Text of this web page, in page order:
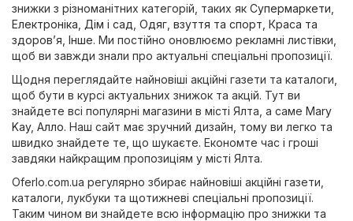
знижки з різноманітних категорій, таких як Супермаркети
Електроніка Дім і сад Одяг, взуття та спорт Краса та
здоров’я Інше. Ми постійно оновлюємо рекламні листівки,
щоб ви завжди знали про актуальні спеціальні пропозиції.
Щодня переглядайте найновіші акційні газети та каталоги,
щоб бути в курсі актуальних знижок та акцій. Тут ви
знайдете всі популярні магазини в місті Ялта, а саме Mary
Kay, Алло. Наш сайт має зручний дизайн, тому ви легко та
швидко знайдете те, що шукаєте. Економте час і гроші
завдяки найкращим пропозиціям у місті Ялта.
Oferlo.com.ua регулярно збирає найновіші акційні газети,
каталоги, лукбуки та щотижневі спеціальні пропозиції.
Таким чином ви знайдете всю інформацію про знижки та